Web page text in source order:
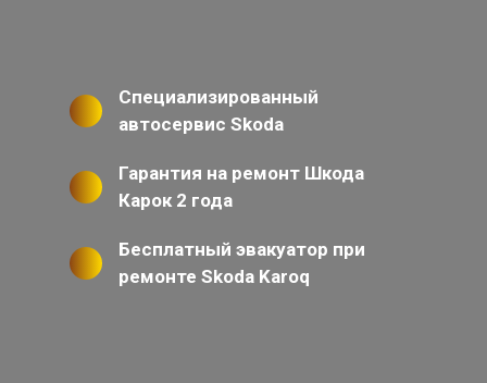
Специализированный
автосервис Skoda
Гарантия на ремонт Шкода
Карок 2 года
Бесплатный эвакуатор при
ремонте Skoda Karoq